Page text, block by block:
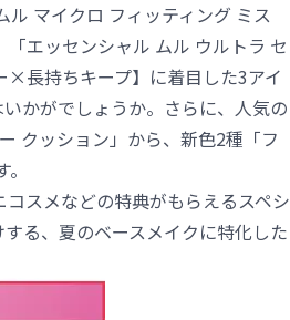
マイクロ フィッティング ミス
エッセンシャル ムル ウルトラ セ
長持ちキープ】に着目した3アイ
かがでしょうか。さらに、人気の
クッション」から、新色2種「フ
スメなどの特典がもらえるスペシ
る、夏のベースメイクに特化した